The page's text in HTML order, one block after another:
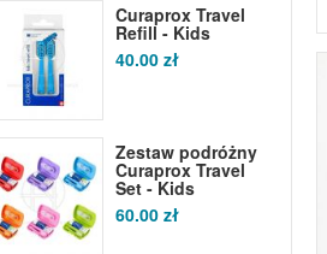
Curaprox Travel
Refill - Kids
40.00 zł
Zestaw podróżny
Curaprox Travel
Set - Kids
60.00 zł